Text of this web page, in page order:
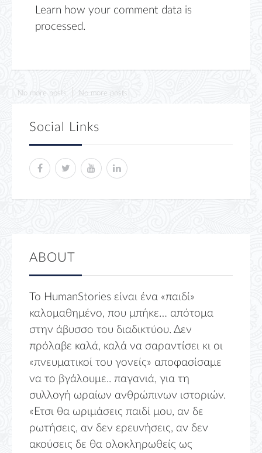
Learn how your comment data is
processed.
No more posts No more posts
Social Links
ABOUT
Το HumanStories είναι ένα «παιδί»
καλομαθημένο, που μπήκε… απότομα
στην άβυσσο του διαδικτύου. Δεν
πρόλαβε καλά, καλά να σαραντίσει κι οι
«πνευματικοί του γονείς» αποφασίσαμε
να το βγάλουμε.. παγανιά, για τη
συλλογή ωραίων ανθρώπινων ιστοριών.
«Ετσι θα ωριμάσεις παιδί μου, αν δε
ρωτήσεις, αν δεν ερευνήσεις, αν δεν
ακούσεις δε θα ολοκληρωθείς ως